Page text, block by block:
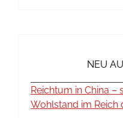
NEU
Reichtum in China –
Wohlstand im Reich